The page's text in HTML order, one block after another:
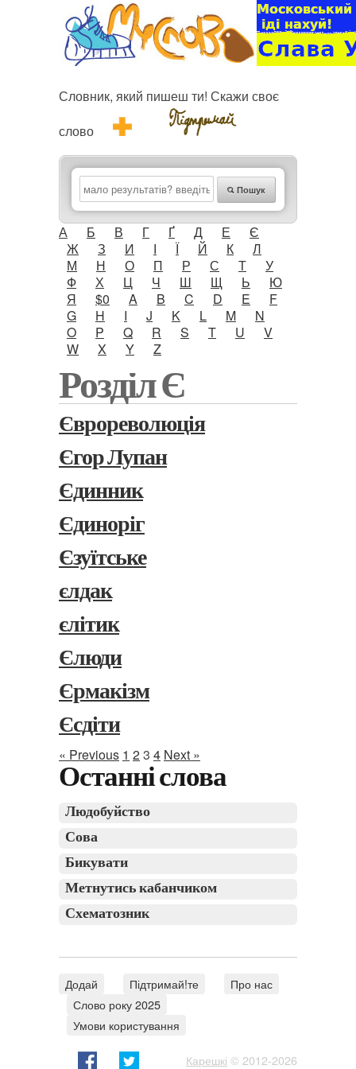
Словник, який пишеш ти! Скажи своє
слово
Пошук
А Б В Г Ґ Д Е
Є
Ж
З И І Ї Й К
Л
М
Н О П Р С Т
У
Ф
Х Ц Ч Ш Щ Ь
Ю
Я
$0 A B C D E
F
G
H I J K L M
N
O
P Q R S T U
V
W
X Y Z
Розділ Є
Єврореволюція
Єгор Лупан
Єдинник
Єдиноріг
Єзуїтське
єлдак
єлітик
Єлюди
Єрмакізм
Єсдіти
« Previous 1 23 4 Next »
Останні слова
Людобуйство
Сова
Бикувати
Метнутись кабанчиком
Схематозник
Додай Підтримай!те
Про нас
Слово року 2025
Умови користування
Карешкі © 2012-2026